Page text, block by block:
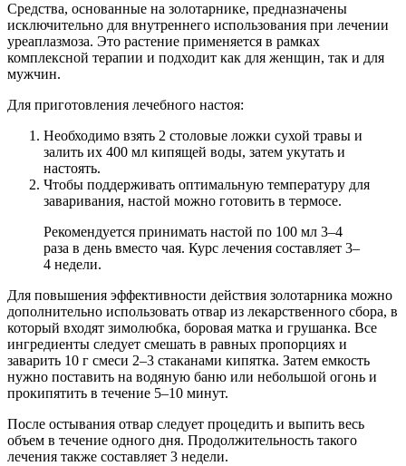
Средства, основанные на золотарнике, предназначены
исключительно для внутреннего использования при лечении
уреаплазмоза. Это растение применяется в рамках
комплексной терапии и подходит как для женщин, так и для
мужчин.
Для приготовления лечебного настоя:
Необходимо взять 2 столовые ложки сухой травы и
залить их 400 мл кипящей воды, затем укутать и
настоять.
Чтобы поддерживать оптимальную температуру для
заваривания, настой можно готовить в термосе.
Рекомендуется принимать настой по 100 мл 3–4
раза в день вместо чая. Курс лечения составляет 3–
4 недели.
Для повышения эффективности действия золотарника можно
дополнительно использовать отвар из лекарственного сбора, в
который входят зимолюбка, боровая матка и грушанка. Все
ингредиенты следует смешать в равных пропорциях и
заварить 10 г смеси 2–3 стаканами кипятка. Затем емкость
нужно поставить на водяную баню или небольшой огонь и
прокипятить в течение 5–10 минут.
После остывания отвар следует процедить и выпить весь
объем в течение одного дня. Продолжительность такого
лечения также составляет 3 недели.